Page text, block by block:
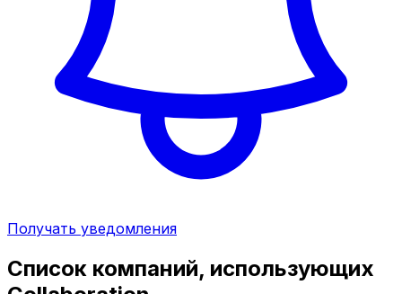
Получать уведомления
Список компаний, использующих